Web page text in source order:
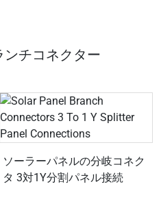
ンチコネクター
ソーラーパネルの分岐コネク
タ 3対1Y分割パネル接続